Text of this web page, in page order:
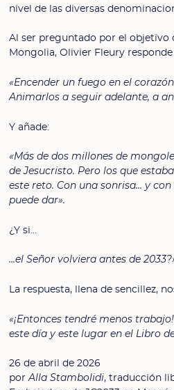
nivel de las diversas
Al ser preguntado por el objetivo
Mongolia, Olivier Fleury
«Encender un fuego en el
Animarlos a seguir adelante, a
Y añade:
«Más de dos millones de
de Jesucristo. Pero los que
este reto. Con una sonrisa… y
puede dar».
¿Y si…
…el Señor volviera antes de
La respuesta, llena de sencillez,
«¡Entonces tendré menos
este día y este lugar en el Libro
26 de abril de 2026
porAlla Stambolidi, traducción